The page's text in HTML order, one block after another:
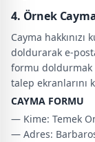
4. Örnek
Cayma
doldurarak e-
formu doldurmak
talep ekranlarını
CAYMA FORMU
— Kime: Temek
— Adres: